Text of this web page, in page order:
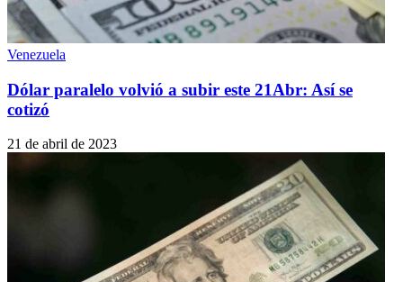
Venezuela
Dólar paralelo volvió a subir este 21Abr: Así se
cotizó
21 de abril de 2023